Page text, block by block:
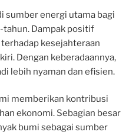
sumber energi utama bagi
tahun. Dampak positif
kesejahteraan
Dengan keberadaannya,
lebih nyaman dan efisien.
memberikan kontribusi
ekonomi. Sebagian besar
bumi sebagai sumber